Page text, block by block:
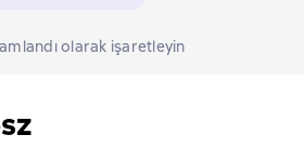
olarak işaretleyin